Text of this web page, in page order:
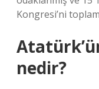
Kongresi’ni
nedir?